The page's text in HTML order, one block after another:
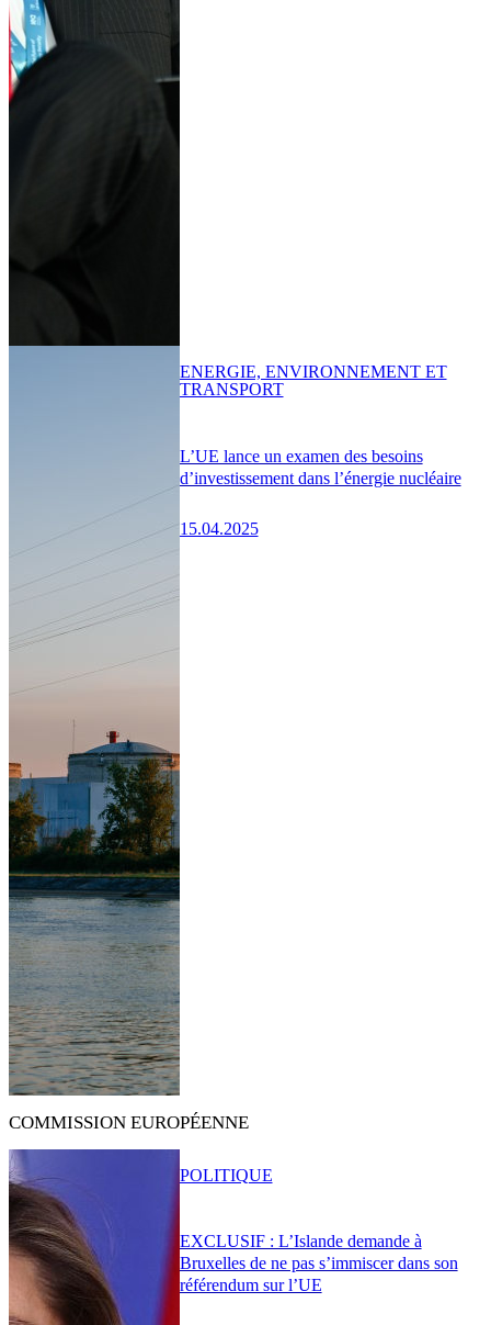
L’UE lance un examen des besoins
d’investissement dans l’énergie nucléaire
15.04.2025
ENERGIE, ENVIRONNEMENT ET
TRANSPORT
COMMISSION EUROPÉENNE
EXCLUSIF : L’Islande demande à
Bruxelles de ne pas s’immiscer dans son
référendum sur l’UE
POLITIQUE